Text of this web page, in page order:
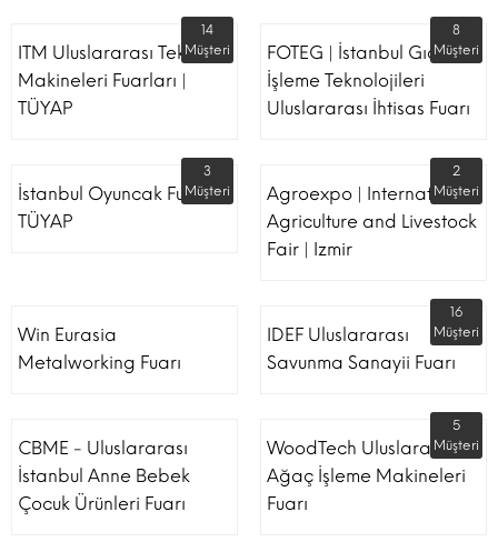
ITM Uluslararası Tekstil
Makineleri Fuarları |
TÜYAP
14
Müşteri
FOTEG | İstanbul Gıda
İşleme Teknolojileri
Uluslararası İhtisas Fuarı
8
Müşteri
İstanbul Oyuncak Fuarı -
TÜYAP
3
Müşteri
Agroexpo | International
Agriculture and Livestock
Fair | Izmir
2
Müşteri
Win Eurasia
Metalworking Fuarı
IDEF Uluslararası
Savunma Sanayii Fuarı
16
Müşteri
CBME - Uluslararası
İstanbul Anne Bebek
Çocuk Ürünleri Fuarı
WoodTech Uluslararası
Ağaç İşleme Makineleri
Fuarı
5
Müşteri